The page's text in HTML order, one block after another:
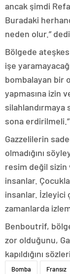
ancak şimdi
Buradaki
neden olur.” dedi.
Bölgede ateşkes
işe
bombalayan bir
yapmasına izin
silahlandırmaya
sona erdirilmeli.”
Gazzelilerin
olmadığını
resim değil sizin
insanlar.
insanlar. İzleyici
zamanlarda
Benboutrif,
zor olduğunu,
kapıldığını
Bomba Fransız